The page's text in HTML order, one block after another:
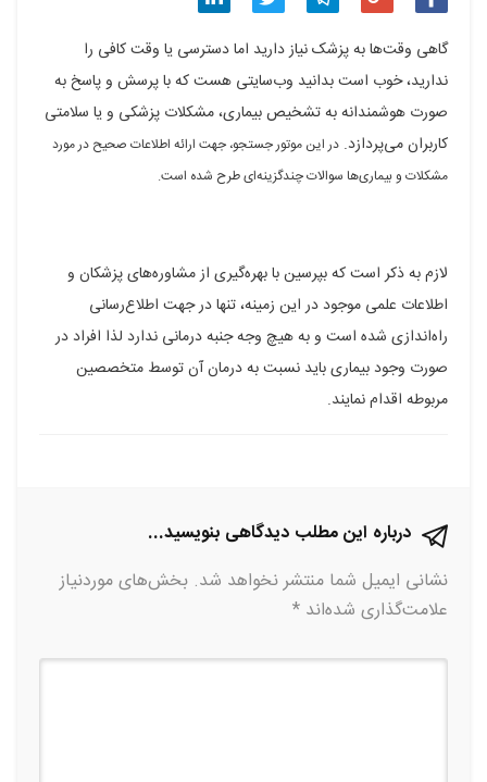
اشتراک
گذاری
در
فیسبوک
گذاری
در
گوگل
گذاری
در
تلگرام
گذاری
در
توییتر
گذاری
در
لینکدین
گاهی وقت‌ها به پزشک نیاز دارید اما دسترسی یا وقت کافی را
ندارید، خوب است بدانید وب‌سایتی هست که با پرسش و پاسخ به
صورت هوشمندانه به تشخیص بیماری، مشکلات پزشکی و یا سلامتی‌
کاربران می‌پردازد. در این موتور جستجو، جهت ارائه اطلاعات صحیح در مورد
مشکلات و بیماری‌ها سوالات چندگزینه‌ای طرح شده است.
لازم به ذکر است که بپرسین با بهره‌گیری از مشاوره‌های پزشکان و
اطلاعات علمی موجود در این زمینه، تنها در جهت اطلاع‌رسانی
راه‌اندازی شده است و به هیچ وجه جنبه درمانی ندارد لذا افراد در
صورت وجود بیماری باید نسبت به درمان آن توسط متخصصین
مربوطه اقدام نمایند.
درباره این مطلب دیدگاهی بنویسید...
نشانی ایمیل شما منتشر نخواهد شد. بخش‌های موردنیاز
علامت‌گذاری شده‌اند *